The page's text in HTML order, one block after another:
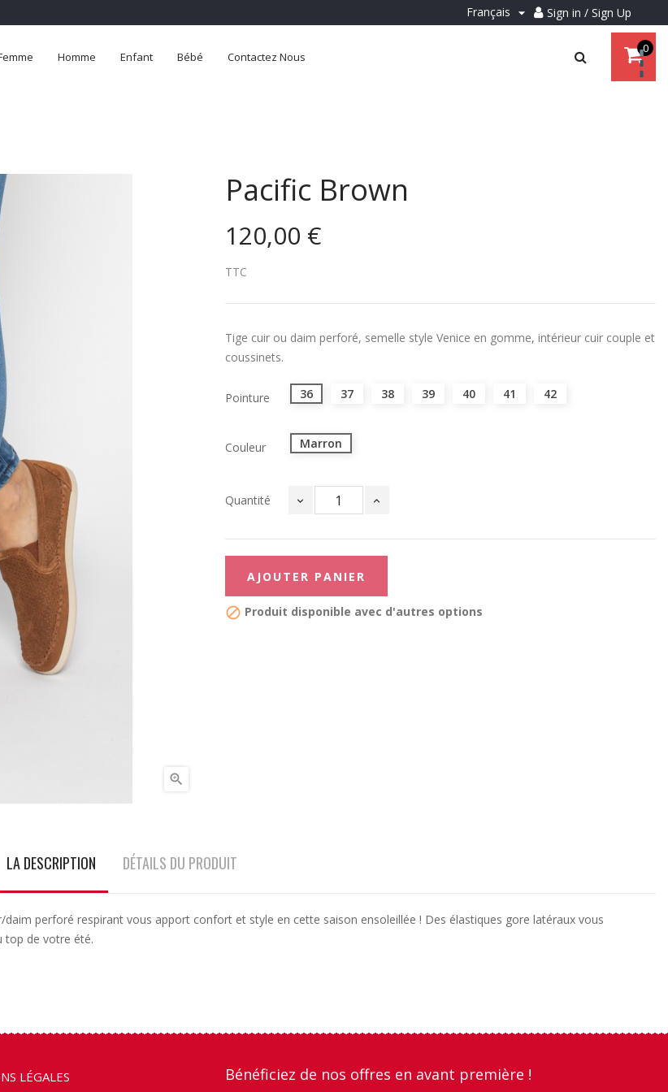
Français  Sign in / Sign Up
Homme Enfant Bébé Contactez Nous
0

Pacific Brown
120,00 €
TTC
Tige cuir ou daim perforé, semelle style Venice en gomme, intérieur cuir couple et
coussinets.
Pointure 36 37 38 39 40 41 42
Couleur Marron
Quantité
AJOUTER PANIER
 Produit disponible avec d'autres options
LA DESCRIPTION DÉTAILS DU PRODUIT
perforé respirant vous apport confort et style en cette saison ensoleillée ! Des élastiques gore latéraux vous
top de votre été.
LÉGALES Bénéficiez de nos offres en avant première !